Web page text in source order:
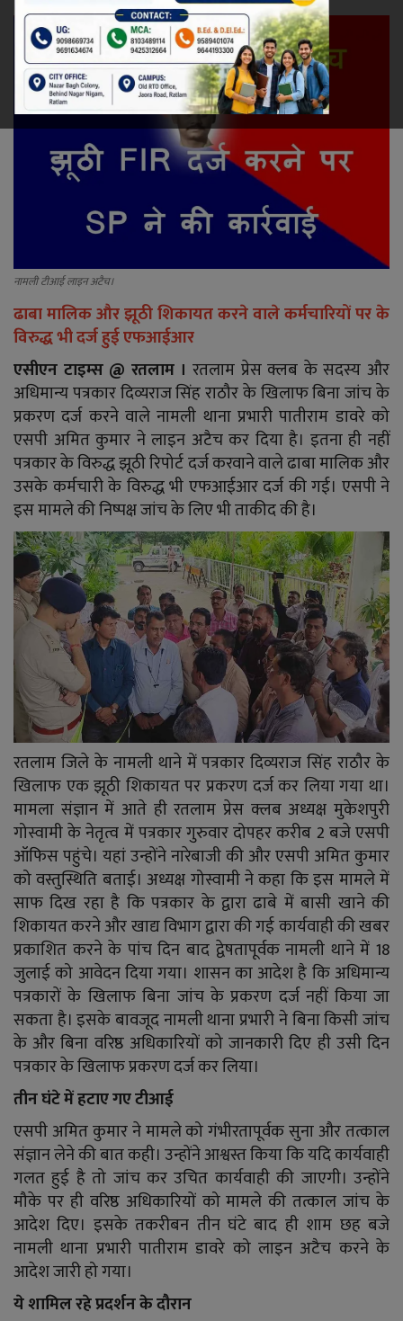
रेलवे
खेल
ज्योतिष
कला-साहित्य
धर्म-संस्कृति
करियर
वीडियो
YouTube
Language
English Hiindi
नामली टीआई लाइन अटैच।
ढाबा मालिक और झूठी शिकायत करने वाले कर्मचारियों पर के
विरुद्ध भी दर्ज हुई एफआईआर
एसीएन टाइम्स @ रतलाम । रतलाम प्रेस क्लब के सदस्य और
अधिमान्य पत्रकार दिव्यराज सिंह राठौर के खिलाफ बिना जांच के
प्रकरण दर्ज करने वाले नामली थाना प्रभारी पातीराम डावरे को
एसपी अमित कुमार ने लाइन अटैच कर दिया है। इतना ही नहीं
पत्रकार के विरुद्ध झूठी रिपोर्ट दर्ज करवाने वाले ढाबा मालिक और
उसके कर्मचारी के विरुद्ध भी एफआईआर दर्ज की गई। एसपी ने
इस मामले की निष्पक्ष जांच के लिए भी ताकीद की है।
रतलाम जिले के नामली थाने में पत्रकार दिव्यराज सिंह राठौर के
खिलाफ एक झूठी शिकायत पर प्रकरण दर्ज कर लिया गया था।
मामला संज्ञान में आते ही रतलाम प्रेस क्लब अध्यक्ष मुकेशपुरी
गोस्वामी के नेतृत्व में पत्रकार गुरुवार दोपहर करीब 2 बजे एसपी
ऑफिस पहुंचे। यहां उन्होंने नारेबाजी की और एसपी अमित कुमार
को वस्तुस्थिति बताई। अध्यक्ष गोस्वामी ने कहा कि इस मामले में
साफ दिख रहा है कि पत्रकार के द्वारा ढाबे में बासी खाने की
शिकायत करने और खाद्य विभाग द्वारा की गई कार्यवाही की खबर
प्रकाशित करने के पांच दिन बाद द्वेषतापूर्वक नामली थाने में 18
जुलाई को आवेदन दिया गया। शासन का आदेश है कि अधिमान्य
पत्रकारों के खिलाफ बिना जांच के प्रकरण दर्ज नहीं किया जा
सकता है। इसके बावजूद नामली थाना प्रभारी ने बिना किसी जांच
के और बिना वरिष्ठ अधिकारियों को जानकारी दिए ही उसी दिन
पत्रकार के खिलाफ प्रकरण दर्ज कर लिया।
तीन घंटे में हटाए गए टीआई
एसपी अमित कुमार ने मामले को गंभीरतापूर्वक सुना और तत्काल
संज्ञान लेने की बात कही। उन्होंने आश्वस्त किया कि यदि कार्यवाही
गलत हुई है तो जांच कर उचित कार्यवाही की जाएगी। उन्होंने
मौके पर ही वरिष्ठ अधिकारियों को मामले की तत्काल जांच के
आदेश दिए। इसके तकरीबन तीन घंटे बाद ही शाम छह बजे
नामली थाना प्रभारी पातीराम डावरे को लाइन अटैच करने के
आदेश जारी हो गया।
ये शामिल रहे प्रदर्शन के दौरान